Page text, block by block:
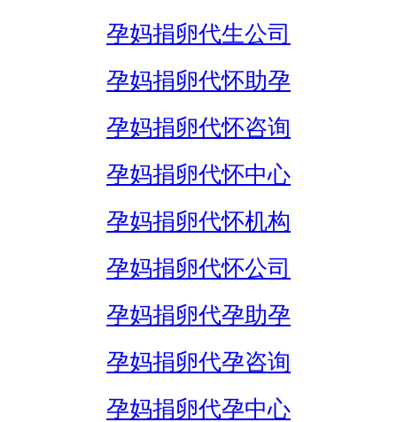
孕妈捐卵代生公司
孕妈捐卵代怀助孕
孕妈捐卵代怀咨询
孕妈捐卵代怀中心
孕妈捐卵代怀机构
孕妈捐卵代怀公司
孕妈捐卵代孕助孕
孕妈捐卵代孕咨询
孕妈捐卵代孕中心